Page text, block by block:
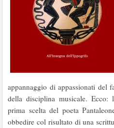
appannaggio di appassionati del
della disciplina musicale. Ecco:
prima scelta del poeta
obbedire col risultato di una